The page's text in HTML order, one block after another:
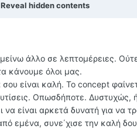
Reveal hidden contents
άλλο σε λεπτομέρειες.
κάνουμε όλοι μας.
σου είναι καλή. Το concept
Οπωσδήποτε. Δυστυχώς,
να είναι αρκετά δυνατή για να
εμένα, συνε΄χισε την καλή